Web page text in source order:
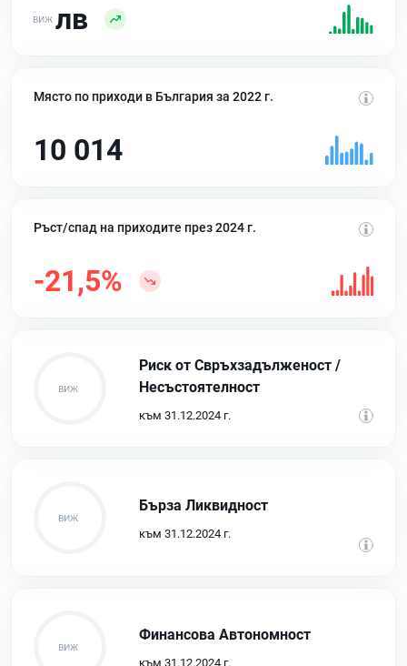
лв
Място по приходи в България за 2022 г.
10 014
Ръст/спад на приходите през 2024 г.
-21,5%
Риск от Свръхзадълженост /
Несъстоятелност
към 31.12.2024 г.
Бърза Ликвидност
към 31.12.2024 г.
Финансова Автономност
към 31.12.2024 г.